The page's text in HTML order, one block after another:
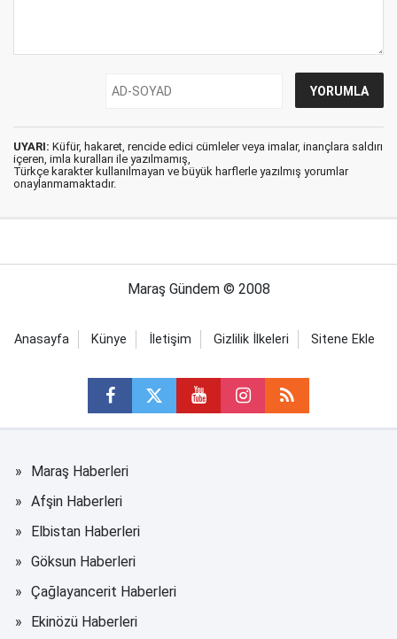
UYARI: Küfür, hakaret, rencide edici cümleler veya imalar, inançlara saldırı
içeren, imla kuralları ile yazılmamış,
Türkçe karakter kullanılmayan ve büyük harflerle yazılmış yorumlar
onaylanmamaktadır.
Maraş Gündem © 2008
Anasayfa Künye İletişim Gizlilik İlkeleri Sitene Ekle
Maraş Haberleri
Afşin Haberleri
Elbistan Haberleri
Göksun Haberleri
Çağlayancerit Haberleri
Ekinözü Haberleri